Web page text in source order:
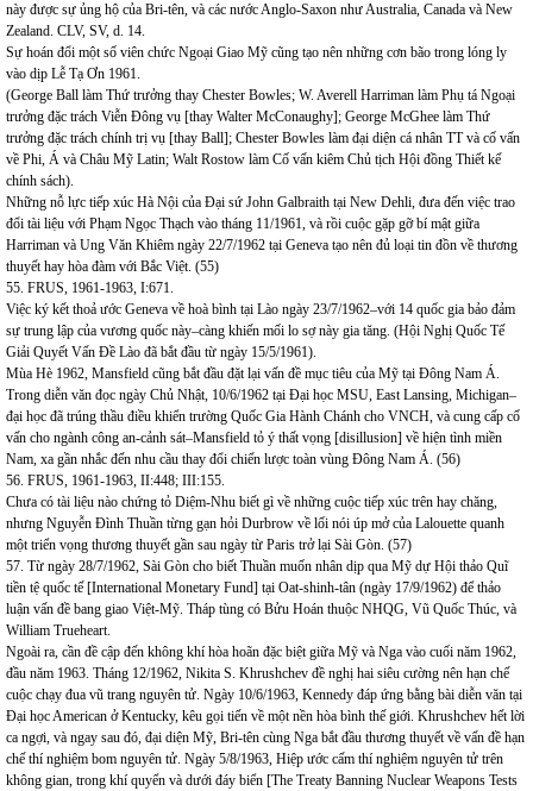
này được sự ủng hộ của Bri-tên, và các nước Anglo-Saxon như Australia, Canada và New
Zealand. CLV, SV, d. 14.
Sự hoán đổi một số viên chức Ngoại Giao Mỹ cũng tạo nên những cơn bão trong lóng ly
vào dịp Lễ Tạ Ơn 1961.
(George Ball làm Thứ trưởng thay Chester Bowles; W. Averell Harriman làm Phụ tá Ngoại
trưởng đặc trách Viễn Đông vụ [thay Walter McConaughy]; George McGhee làm Thứ
trưởng đặc trách chính trị vụ [thay Ball]; Chester Bowles làm đại diện cá nhân TT và cố vấn
về Phi, Á và Châu Mỹ Latin; Walt Rostow làm Cố vấn kiêm Chủ tịch Hội đồng Thiết kế
chính sách).
Những nỗ lực tiếp xúc Hà Nội của Đại sứ John Galbraith tại New Dehli, đưa đến việc trao
đổi tài liệu với Phạm Ngọc Thạch vào tháng 11/1961, và rồi cuộc gặp gỡ bí mật giữa
Harriman và Ung Văn Khiêm ngày 22/7/1962 tại Geneva tạo nên đủ loại tin đồn về thương
thuyết hay hòa đàm với Bắc Việt. (55)
55. FRUS, 1961-1963, I:671.
Việc ký kết thoả ước Geneva về hoà bình tại Lào ngày 23/7/1962–với 14 quốc gia bảo đảm
sự trung lập của vương quốc này–càng khiến mối lo sợ này gia tăng. (Hội Nghị Quốc Tế
Giải Quyết Vấn Đề Lào đã bắt đầu từ ngày 15/5/1961).
Mùa Hè 1962, Mansfield cũng bắt đầu đặt lại vấn đề mục tiêu của Mỹ tại Đông Nam Á.
Trong diễn văn đọc ngày Chủ Nhật, 10/6/1962 tại Đại học MSU, East Lansing, Michigan–
đại học đã trúng thầu điều khiển trường Quốc Gia Hành Chánh cho VNCH, và cung cấp cố
vấn cho ngành công an-cảnh sát–Mansfield tỏ ý thất vọng [disillusion] về hiện tình miền
Nam, xa gần nhắc đến nhu cầu thay đổi chiến lược toàn vùng Đông Nam Á. (56)
56. FRUS, 1961-1963, II:448; III:155.
Chưa có tài liệu nào chứng tỏ Diệm-Nhu biết gì về những cuộc tiếp xúc trên hay chăng,
nhưng Nguyễn Đình Thuần từng gạn hỏi Durbrow về lối nói úp mở của Lalouette quanh
một triển vọng thương thuyết gần sau ngày từ Paris trở lại Sài Gòn. (57)
57. Từ ngày 28/7/1962, Sài Gòn cho biết Thuần muốn nhân dịp qua Mỹ dự Hội thảo Quĩ
tiền tệ quốc tế [International Monetary Fund] tại Oat-shinh-tân (ngày 17/9/1962) để thảo
luận vấn đề bang giao Việt-Mỹ. Tháp tùng có Bửu Hoán thuộc NHQG, Vũ Quốc Thúc, và
William Trueheart.
Ngoài ra, cần đề cập đến không khí hòa hoãn đặc biệt giữa Mỹ và Nga vào cuối năm 1962,
đầu năm 1963. Tháng 12/1962, Nikita S. Khrushchev đề nghị hai siêu cường nên hạn chế
cuộc chạy đua vũ trang nguyên tử. Ngày 10/6/1963, Kennedy đáp ứng bằng bài diễn văn tại
Đại học American ở Kentucky, kêu gọi tiến về một nền hòa bình thế giới. Khrushchev hết lời
ca ngợi, và ngay sau đó, đại diện Mỹ, Bri-tên cùng Nga bắt đầu thương thuyết về vấn đề hạn
chế thí nghiệm bom nguyên tử. Ngày 5/8/1963, Hiệp ước cấm thí nghiệm nguyên tử trên
không gian, trong khí quyển và dưới đáy biển [The Treaty Banning Nuclear Weapons Tests